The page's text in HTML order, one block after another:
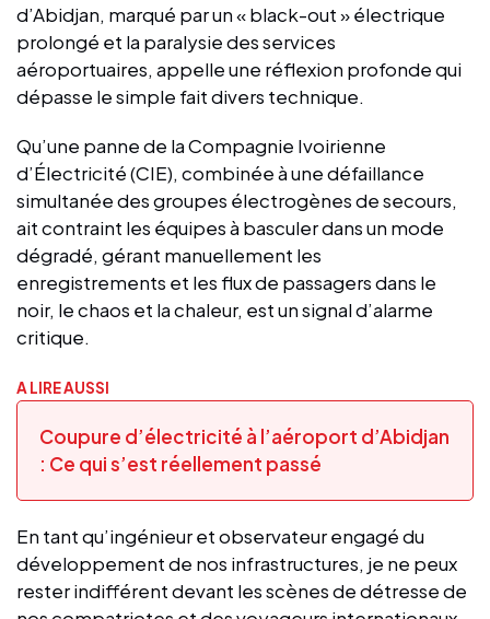
d’Abidjan, marqué par un « black-out » électrique
prolongé et la paralysie des services
aéroportuaires, appelle une réflexion profonde qui
dépasse le simple fait divers technique.
Qu’une panne de la Compagnie Ivoirienne
d’Électricité (CIE), combinée à une défaillance
simultanée des groupes électrogènes de secours,
ait contraint les équipes à basculer dans un mode
dégradé, gérant manuellement les
enregistrements et les flux de passagers dans le
noir, le chaos et la chaleur, est un signal d’alarme
critique.
A LIRE AUSSI
Coupure d’électricité à l’aéroport d’Abidjan
: Ce qui s’est réellement passé
En tant qu’ingénieur et observateur engagé du
développement de nos infrastructures, je ne peux
rester indifférent devant les scènes de détresse de